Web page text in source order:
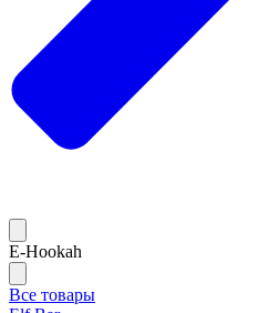
E-Hookah
Все товары